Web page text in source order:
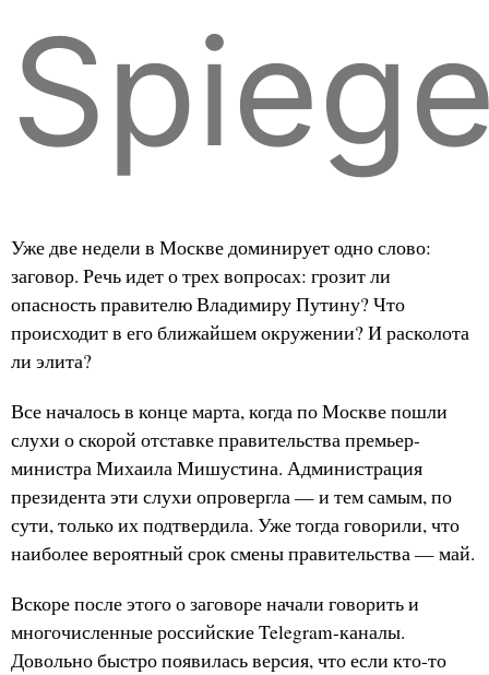
Уже две недели в Москве доминирует одно слово:
заговор. Речь идет о трех вопросах: грозит ли
опасность правителю Владимиру Путину? Что
происходит в его ближайшем окружении? И расколота
ли элита?
Все началось в конце марта, когда по Москве пошли
слухи о скорой отставке правительства премьер-
министра Михаила Мишустина. Администрация
президента эти слухи опровергла — и тем самым, по
сути, только их подтвердила. Уже тогда говорили, что
наиболее вероятный срок смены правительства — май.
Вскоре после этого о заговоре начали говорить и
многочисленные российские Telegram-каналы.
Довольно быстро появилась версия, что если кто-то